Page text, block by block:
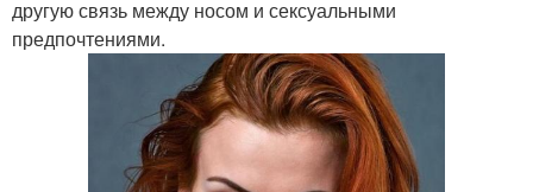
другую связь между носом и сексуальными
предпочтениями.